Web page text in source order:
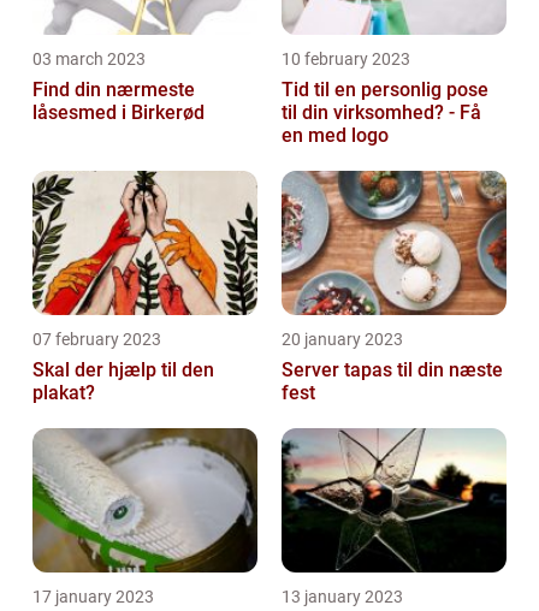
03 march 2023
Find din nærmeste
låsesmed i Birkerød
10 february 2023
Tid til en personlig pose
til din virksomhed? - Få
en med logo
07 february 2023
Skal der hjælp til den
plakat?
20 january 2023
Server tapas til din næste
fest
17 january 2023 13 january 2023